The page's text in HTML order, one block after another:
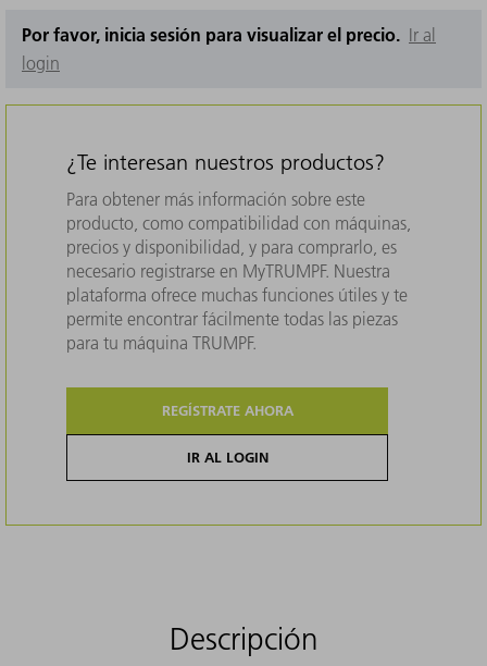
Por favor, inicia sesión para visualizar el precio. Ir al
login
¿Te interesan nuestros productos?
Para obtener más información sobre este
producto, como compatibilidad con máquinas,
precios y disponibilidad, y para comprarlo, es
necesario registrarse en MyTRUMPF. Nuestra
plataforma ofrece muchas funciones útiles y te
permite encontrar fácilmente todas las piezas
para tu máquina TRUMPF.
REGÍSTRATE AHORA
IR AL LOGIN
Descripción